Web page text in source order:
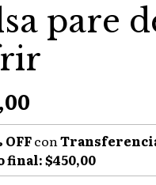
pare
OFFcon
final:$450,00